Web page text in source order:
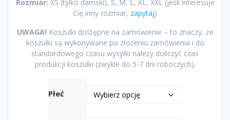
Rozmiar: XS (tylko damski), S, M, L, XL, XXL (jeśli interesuje
Cię inny rozmiar, zapytaj)
UWAGA! Koszulki dostępne na zamówienie – to znaczy, że
koszulki są wykonywane po złożeniu zamówienia i do
standardowego czasu wysyłki należy doliczyć czas
produkcji koszulki (zwykle do 5-7 dni roboczych).
Płeć